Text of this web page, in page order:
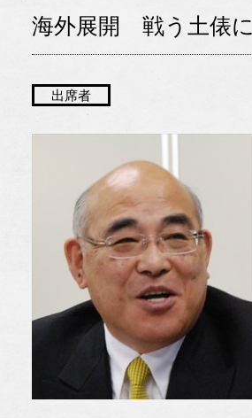
海外展開 戦う土俵
出席者